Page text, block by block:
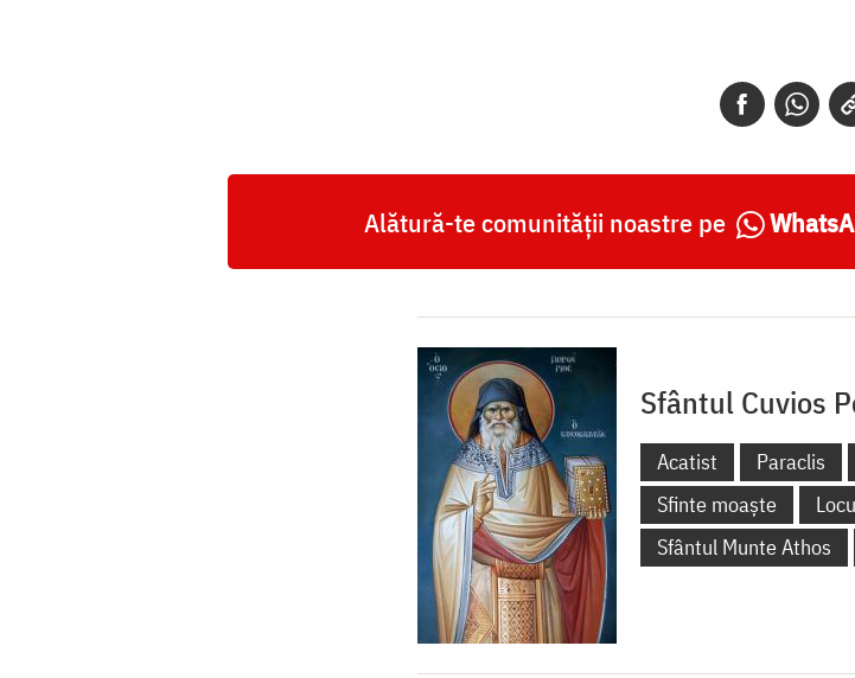
Alătură-te comunității noastre pe
Sfântul Cuvios
Acatist Paraclis
Sfinte moaște
Sfântul Munte Athos